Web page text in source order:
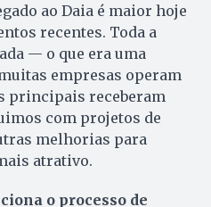
ao Daia é maior hoje
recentes. Toda a
— o que era uma
empresas operam
principais receberam
com projetos de
melhorias para
atrativo.
o processo de